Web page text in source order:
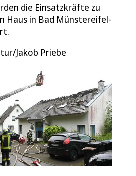
die Einsatzkräfte zu
Haus in Bad Münstereifel-
Jakob Priebe